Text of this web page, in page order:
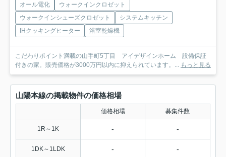
オール電化
ウォークインクロゼット
ウォークインシューズクロゼット
システムキッチン
IHクッキングヒーター
浴室乾燥機
こだわりポイント満載の山手町5丁目 アイデザインホーム 設備保証
付きの家。販売価格が3000万円以内に抑えられています。...
もっと見る
山陽本線の掲載物件の価格相場
価格相場 募集件数
1R～1K - -
1DK～1LDK - -